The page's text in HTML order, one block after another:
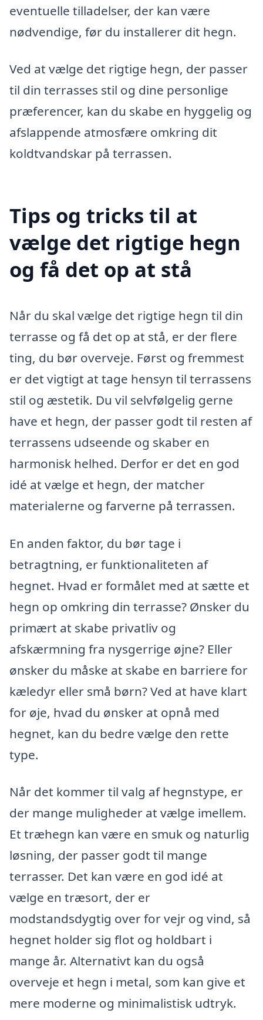
eventuelle tilladelser, der kan være
nødvendige, før du installerer dit hegn.
Ved at vælge det rigtige hegn, der passer
til din terrasses stil og dine personlige
præferencer, kan du skabe en hyggelig og
afslappende atmosfære omkring dit
koldtvandskar på terrassen.
Tips og tricks til at
vælge det rigtige hegn
og få det op at stå
Når du skal vælge det rigtige hegn til din
terrasse og få det op at stå, er der flere
ting, du bør overveje. Først og fremmest
er det vigtigt at tage hensyn til terrassens
stil og æstetik. Du vil selvfølgelig gerne
have et hegn, der passer godt til resten af
terrassens udseende og skaber en
harmonisk helhed. Derfor er det en god
idé at vælge et hegn, der matcher
materialerne og farverne på terrassen.
En anden faktor, du bør tage i
betragtning, er funktionaliteten af
hegnet. Hvad er formålet med at sætte et
hegn op omkring din terrasse? Ønsker du
primært at skabe privatliv og
afskærmning fra nysgerrige øjne? Eller
ønsker du måske at skabe en barriere for
kæledyr eller små børn? Ved at have klart
for øje, hvad du ønsker at opnå med
hegnet, kan du bedre vælge den rette
type.
Når det kommer til valg af hegnstype, er
der mange muligheder at vælge imellem.
Et træhegn kan være en smuk og naturlig
løsning, der passer godt til mange
terrasser. Det kan være en god idé at
vælge en træsort, der er
modstandsdygtig over for vejr og vind, så
hegnet holder sig flot og holdbart i
mange år. Alternativt kan du også
overveje et hegn i metal, som kan give et
mere moderne og minimalistisk udtryk.